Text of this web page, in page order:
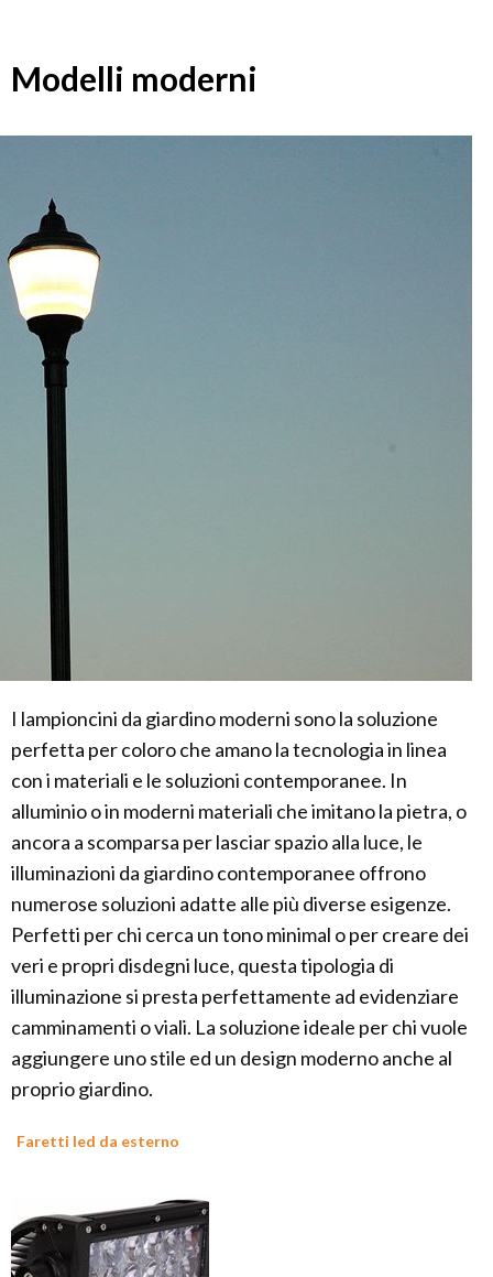
Modelli moderni
I lampioncini da giardino moderni sono la soluzione
perfetta per coloro che amano la tecnologia in linea
con i materiali e le soluzioni contemporanee. In
alluminio o in moderni materiali che imitano la pietra, o
ancora a scomparsa per lasciar spazio alla luce, le
illuminazioni da giardino contemporanee offrono
numerose soluzioni adatte alle più diverse esigenze.
Perfetti per chi cerca un tono minimal o per creare dei
veri e propri disdegni luce, questa tipologia di
illuminazione si presta perfettamente ad evidenziare
camminamenti o viali. La soluzione ideale per chi vuole
aggiungere uno stile ed un design moderno anche al
proprio giardino.
Faretti led da esterno